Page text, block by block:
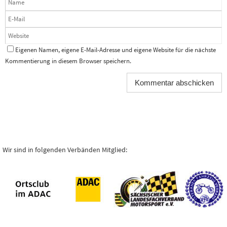
Eigenen Namen, eigene E-Mail-Adresse und eigene Website für die nächste
Kommentierung in diesem Browser speichern.
Wir sind in folgenden Verbänden Mitglied: